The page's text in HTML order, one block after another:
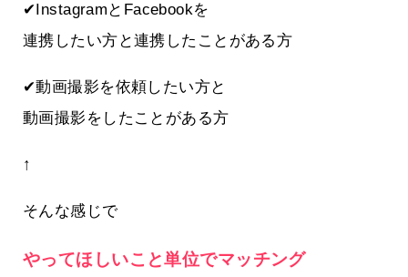
✔InstagramとFacebookを
連携したい方と連携したことがある方
✔動画撮影を依頼したい方と
動画撮影をしたことがある方
↑
そんな感じで
やってほしいこと単位でマッチング